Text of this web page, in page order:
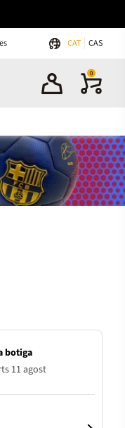
CAT CAS
0
botiga
11 agost